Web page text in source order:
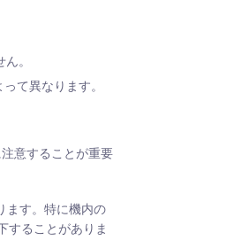
。
て異なります。
意することが重要
ます。特に機内の
することがありま